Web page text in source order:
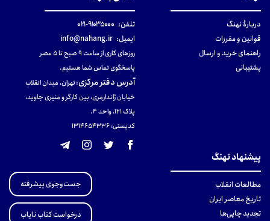
دربارهٔ نهنگ
قوانین و مقررات
راهنمای خرید و ارسال
پشتیبانی
تلفن: ۹۱۰۳۵۰۰۰-۰۲۱
ایمیل: info@nahang.ir
روزهای کاری از ساعت ۹ صبح تا ۵ عصر
پاسخگوی تماس شما هستیم.
آدرس دفتر مرکزی:تهران، میدان انقلاب
خیابان ژاندارمری، بین کارگر و منیری جاوید،
پلاک 121، واحد ۴.
کدپستی: 131465433۶
پیشنهاد نهنگ
مطالعات انقلاب
تاریخ معاصر ایران
تجدید چاپی‌ها
جست‌وجوی پیشرفته
درخواست کتاب نایاب